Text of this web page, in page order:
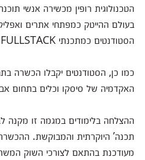
הטכנולוגית רופין מכשירה אנשי
בעולם ההייטק כמפתחי אתרים
הסטודנטים כמתכנתי FULLSTACK.
כמו כן, הסטודנטים יקבלו הכשרה
האקדמיה של סיסקו וכלים בתחום
ההצלחה בלימודים במגמה זו מקנה
תכנה’ היוקרתית והמבוקשת.
מעודכנת בהתאם לצורכי השוק